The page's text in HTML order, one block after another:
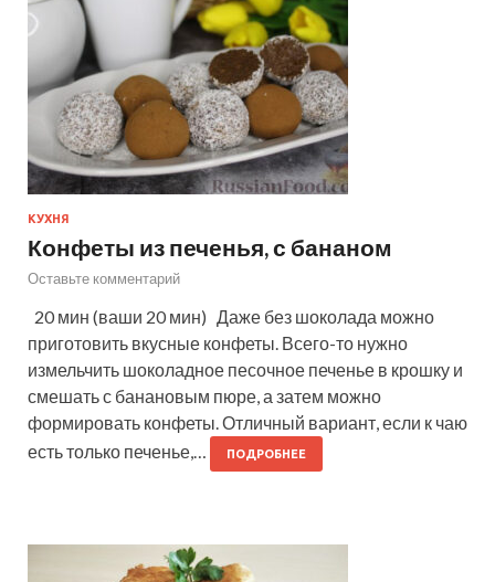
КУХНЯ
Конфеты из печенья, с бананом
Оставьте комментарий
20 мин (ваши 20 мин) Даже без шоколада можно
приготовить вкусные конфеты. Всего-то нужно
измельчить шоколадное песочное печенье в крошку и
смешать с банановым пюре, а затем можно
формировать конфеты. Отличный вариант, если к чаю
есть только печенье,…
ПОДРОБНЕЕ